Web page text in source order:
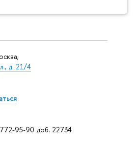
д. 21/4
95-90 доб. 22734